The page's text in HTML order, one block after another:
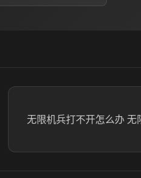
无限机兵打不开怎么办 无